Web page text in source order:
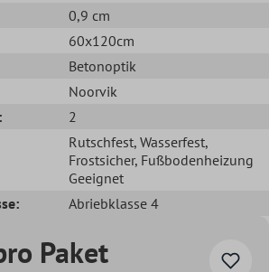
0,9 cm
60x120cm
Betonoptik
Noorvik
2
Rutschfest, Wasserfest,
Frostsicher, Fußbodenheizung
Geeignet
Abriebklasse 4
Paket